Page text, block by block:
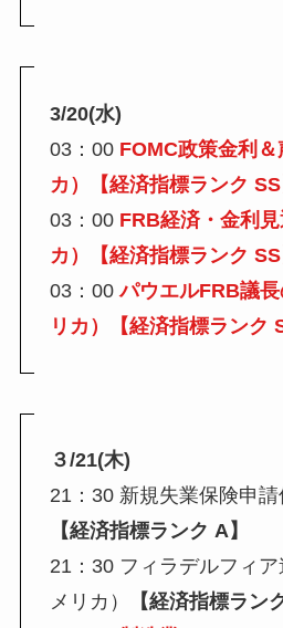
3/20(水)
03：00 FOMC政策金利
カ）【経済指標ランク SS
03：00 FRB経済・金利
カ）【経済指標ランク SS
03：00パウエルFRB議
リカ）【経済指標ランク
３/21(木)
21：30 新規失業保険申
【経済指標ランク A】
21：30 フィラデルフィ
メリカ）
【経済指標ラン